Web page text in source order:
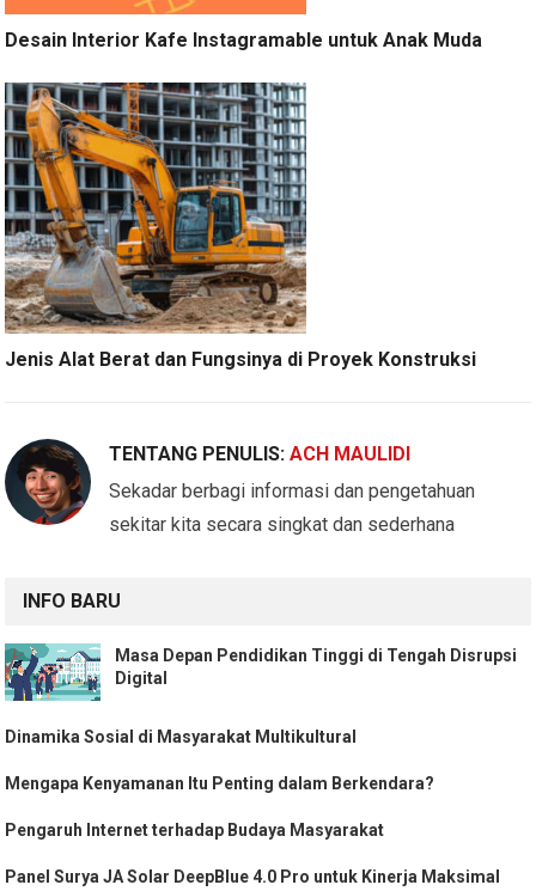
Desain Interior Kafe Instagramable untuk Anak Muda
Jenis Alat Berat dan Fungsinya di Proyek Konstruksi
TENTANG PENULIS:ACH MAULIDI
Sekadar berbagi informasi dan pengetahuan
sekitar kita secara singkat dan sederhana
INFO BARU
Masa Depan Pendidikan Tinggi di Tengah Disrupsi
Digital
Dinamika Sosial di Masyarakat Multikultural
Mengapa Kenyamanan Itu Penting dalam Berkendara?
Pengaruh Internet terhadap Budaya Masyarakat
Panel Surya JA Solar DeepBlue 4.0 Pro untuk Kinerja Maksimal